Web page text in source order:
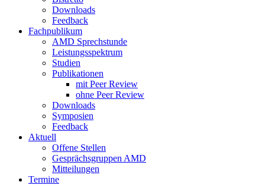
Downloads
Feedback
Fachpublikum
AMD Sprechstunde
Leistungsspektrum
Studien
Publikationen
mit Peer Review
ohne Peer Review
Downloads
Symposien
Feedback
Aktuell
Offene Stellen
Gesprächsgruppen AMD
Mitteilungen
Termine